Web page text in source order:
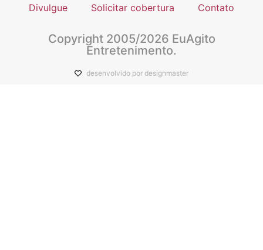
Divulgue Solicitar cobertura Contato
Copyright 2005/2026 EuAgito
Entretenimento.
desenvolvido por designmaster